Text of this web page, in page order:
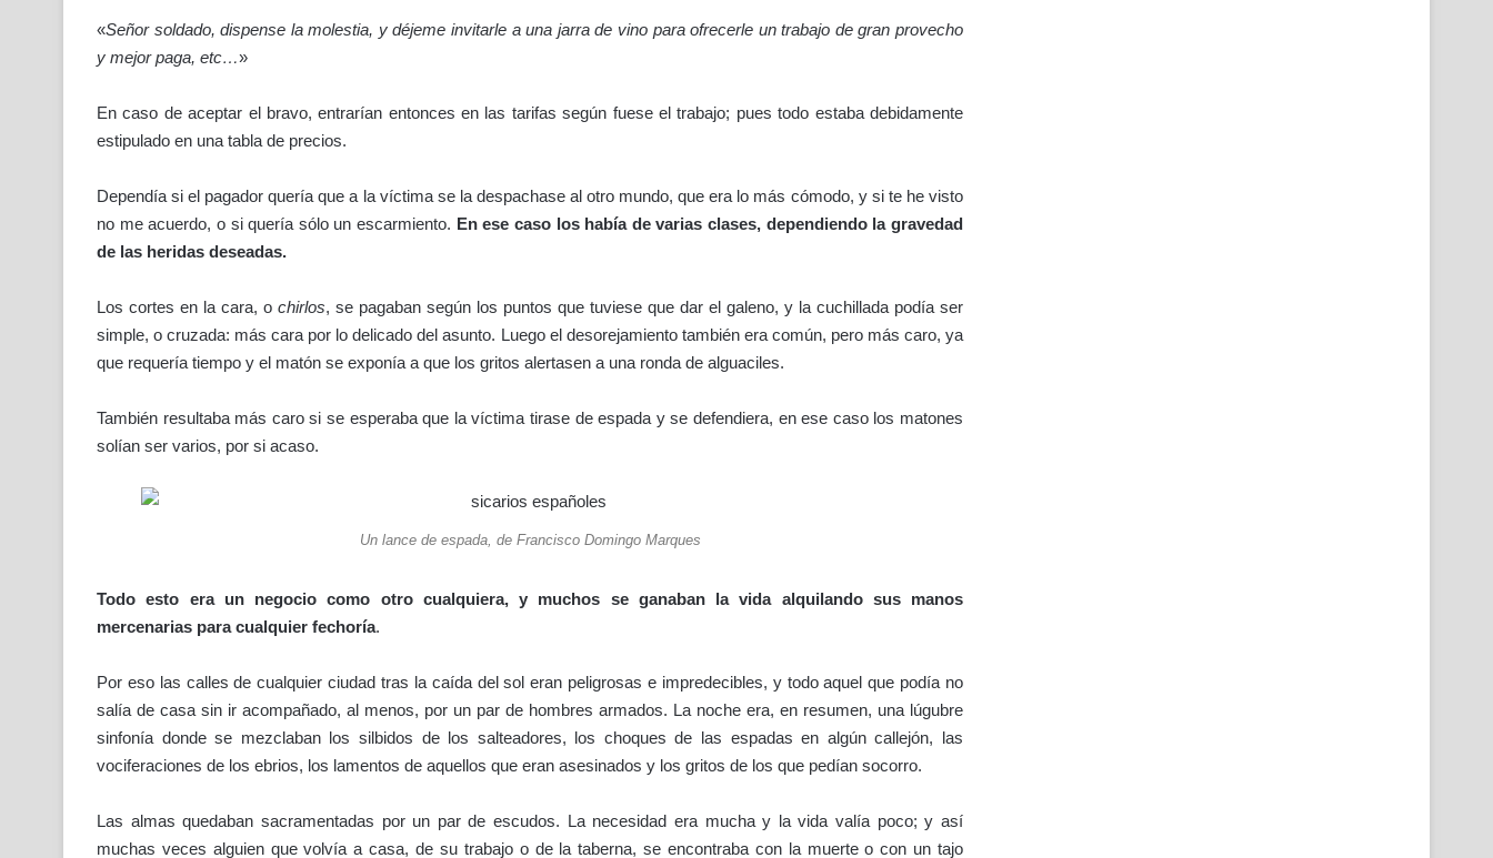
«Señor soldado, dispense la molestia, y déjeme invitarle a una jarra de vino para ofrecerle un trabajo de gran provecho
y mejor paga, etc…»
En caso de aceptar el bravo, entrarían entonces en las tarifas según fuese el trabajo; pues todo estaba debidamente
estipulado en una tabla de precios.
Dependía si el pagador quería que a la víctima se la despachase al otro mundo, que era lo más cómodo, y si te he visto
no me acuerdo, o si quería sólo un escarmiento. En ese caso los había de varias clases, dependiendo la gravedad
de las heridas deseadas.
Los cortes en la cara, o chirlos, se pagaban según los puntos que tuviese que dar el galeno, y la cuchillada podía ser
simple, o cruzada: más cara por lo delicado del asunto. Luego el desorejamiento también era común, pero más caro, ya
que requería tiempo y el matón se exponía a que los gritos alertasen a una ronda de alguaciles.
También resultaba más caro si se esperaba que la víctima tirase de espada y se defendiera, en ese caso los matones
solían ser varios, por si acaso.
Un lance de espada, de Francisco Domingo Marques
Todo esto era un negocio como otro cualquiera, y muchos se ganaban la vida alquilando sus manos
mercenarias para cualquier fechoría.
Por eso las calles de cualquier ciudad tras la caída del sol eran peligrosas e impredecibles, y todo aquel que podía no
salía de casa sin ir acompañado, al menos, por un par de hombres armados. La noche era, en resumen, una lúgubre
sinfonía donde se mezclaban los silbidos de los salteadores, los choques de las espadas en algún callejón, las
vociferaciones de los ebrios, los lamentos de aquellos que eran asesinados y los gritos de los que pedían socorro.
Las almas quedaban sacramentadas por un par de escudos. La necesidad era mucha y la vida valía poco; y así
muchas veces alguien que volvía a casa, de su trabajo o de la taberna, se encontraba con la muerte o con un tajo